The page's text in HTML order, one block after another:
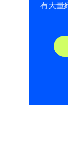
有大量